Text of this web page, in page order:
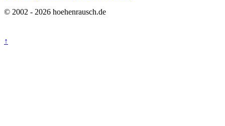
© 2002 - 2026 hoehenrausch.de
↑